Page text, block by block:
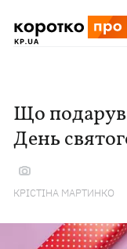
Що
День
КРІСТІНА МАРТИНКО